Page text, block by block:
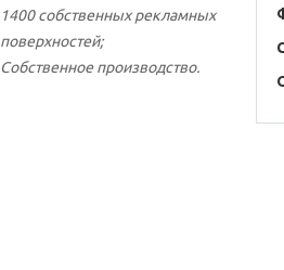
1400 собственных рекламных
поверхностей;
Собственное производство.